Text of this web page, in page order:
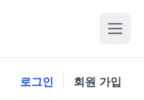
로그인 회원 가입